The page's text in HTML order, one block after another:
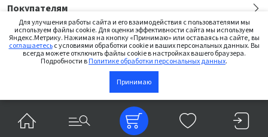
В корзину
Покупателям
Сайт предназначен только для медицинских работников
©2026 Institut Straumann AG
Для улучшения работы сайта и его взаимодействия с пользователями мы
используем файлы cookie. Для оценки эффективности сайта мы используем
Яндекс.Метрику. Нажимая на кнопку «Принимаю» или оставаясь на сайте, вы
соглашаетесьс условиями обработки cookie и ваших персональных данных. Вы
всегда можете отключить файлы cookie в настройках вашего браузера.
Подробности вПолитике обработки персональных данных.
Принимаю